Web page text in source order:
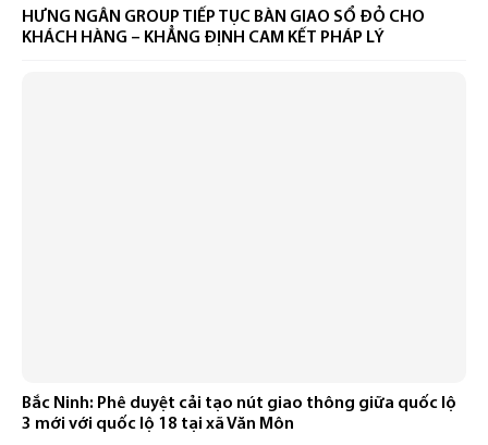
HƯNG NGÂN GROUP TIẾP TỤC BÀN GIAO SỔ ĐỎ CHO
KHÁCH HÀNG – KHẲNG ĐỊNH CAM KẾT PHÁP LÝ
Bắc Ninh: Phê duyệt cải tạo nút giao thông giữa quốc lộ
3 mới với quốc lộ 18 tại xã Văn Môn